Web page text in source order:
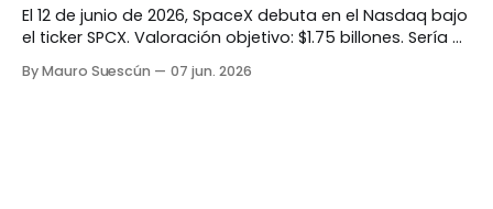
El 12 de junio de 2026, SpaceX debuta en el Nasdaq bajo
el ticker SPCX. Valoración objetivo: $1.75 billones. Sería el
IPO más grande jamás registrado, superando a Saudi
Aramco. La pregunta no es si es histórico. Es si tiene
By Mauro Suescún 07 jun. 2026